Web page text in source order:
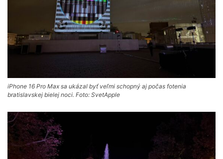
iPhone 16 Pro Max sa ukázal byť veľmi schopný aj počas fotenia
bratislavskej bielej noci. Foto: SvetApple